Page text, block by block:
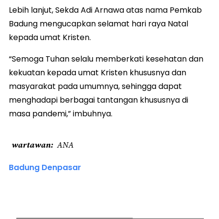
Lebih lanjut, Sekda Adi Arnawa atas nama Pemkab
Badung mengucapkan selamat hari raya Natal
kepada umat Kristen.
“Semoga Tuhan selalu memberkati kesehatan dan
kekuatan kepada umat Kristen khususnya dan
masyarakat pada umumnya, sehingga dapat
menghadapi berbagai tantangan khususnya di
masa pandemi,” imbuhnya.
wartawan ANA
Badung Denpasar